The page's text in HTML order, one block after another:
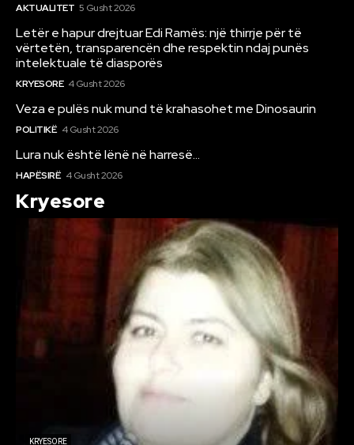
AKTUALITET 5 Gusht 2026
Letër e hapur drejtuar Edi Ramës: një thirrje për të
vërtetën, transparencën dhe respektin ndaj punës
intelektuale të diasporës
KRYESORE 4 Gusht 2026
Veza e pulës nuk mund të krahasohet me Dinosaurin
POLITIKË 4 Gusht 2026
Lura nuk është lënë në harresë…
HAPËSIRË 4 Gusht 2026
Kryesore
KRYESORE